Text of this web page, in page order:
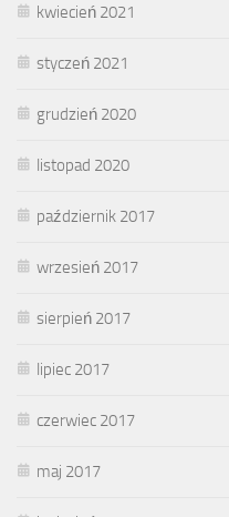
kwiecień 2021
styczeń 2021
grudzień 2020
listopad 2020
październik 2017
wrzesień 2017
sierpień 2017
lipiec 2017
czerwiec 2017
maj 2017